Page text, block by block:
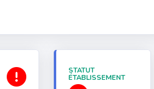
STATUT
ÉTABLISSEMENT